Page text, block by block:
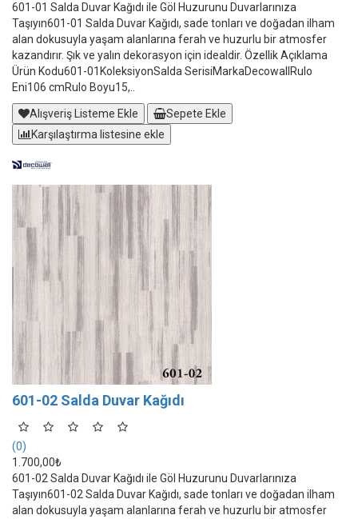
601-01 Salda Duvar Kağıdı ile Göl Huzurunu Duvarlarınıza
Taşıyın601-01 Salda Duvar Kağıdı, sade tonları ve doğadan ilham
alan dokusuyla yaşam alanlarına ferah ve huzurlu bir atmosfer
kazandırır. Şık ve yalın dekorasyon için idealdir. Özellik Açıklama
Ürün Kodu601-01KoleksiyonSalda SerisiMarkaDecowallRulo
Eni106 cmRulo Boyu15,..
Alışveriş Listeme Ekle
Sepete Ekle
Karşılaştırma listesine ekle
601-02 Salda Duvar Kağıdı
(0)
1.700,00₺
601-02 Salda Duvar Kağıdı ile Göl Huzurunu Duvarlarınıza
Taşıyın601-02 Salda Duvar Kağıdı, sade tonları ve doğadan ilham
alan dokusuyla yaşam alanlarına ferah ve huzurlu bir atmosfer